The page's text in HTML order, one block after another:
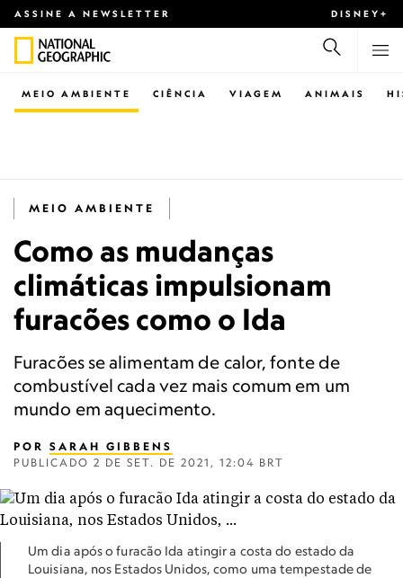
ASSINE A NEWSLETTER DISNEY+
CIÊNCIA VIAGEM ANIMAIS
MEIO AMBIENTE
MEIO AMBIENTE
Como as mudanças
climáticas impulsionam
furacões como o Ida
Furacões se alimentam de calor, fonte de
combustível cada vez mais comum em um
mundo em aquecimento.
POR SARAH GIBBENS
PUBLICADO 2 DE SET. DE 2021, 12:04 BRT
Um dia após o furacão Ida atingir a costa do estado da
Louisiana, nos Estados Unidos, como uma tempestade de